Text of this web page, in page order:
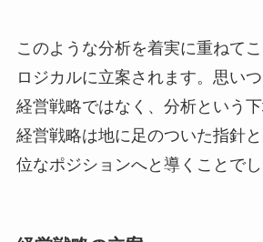
このような分析を着実に重ねて
ロジカルに立案されます。思い
経営戦略ではなく、分析という
経営戦略は地に足のついた指針
位なポジションへと導くことでし